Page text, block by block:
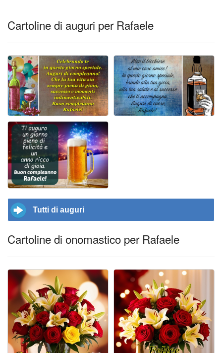
Cartoline di auguri per Rafaele
Tutti di auguri
Cartoline di onomastico per Rafaele